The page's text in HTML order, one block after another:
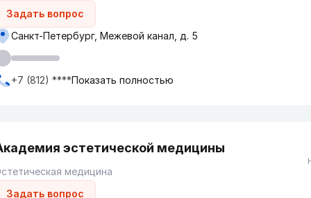
Задать вопрос
Санкт-Петербург, Межевой канал, д. 5
+7 (812) ****Показать полностью
эстетической медицины
медицина
Задать вопрос